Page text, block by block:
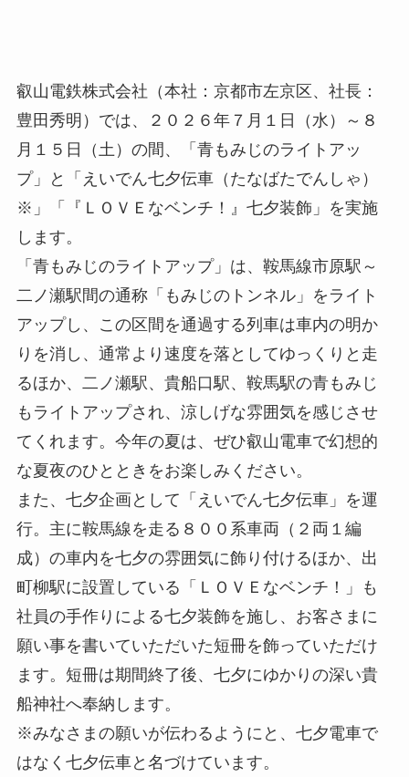
叡山電鉄株式会社（本社：京都市左京区、社長：
豊田秀明）では、２０２６年７月１日（水）～８
月１５日（土）の間、「青もみじのライトアッ
プ」と「えいでん七夕伝車（たなばたでんしゃ）
※」「『ＬＯＶＥなベンチ！』七夕装飾」を実施
します。
「青もみじのライトアップ」は、鞍馬線市原駅～
二ノ瀬駅間の通称「もみじのトンネル」をライト
アップし、この区間を通過する列車は車内の明か
りを消し、通常より速度を落としてゆっくりと走
るほか、二ノ瀬駅、貴船口駅、鞍馬駅の青もみじ
もライトアップされ、涼しげな雰囲気を感じさせ
てくれます。今年の夏は、ぜひ叡山電車で幻想的
な夏夜のひとときをお楽しみください。
また、七夕企画として「えいでん七夕伝車」を運
行。主に鞍馬線を走る８００系車両（２両１編
成）の車内を七夕の雰囲気に飾り付けるほか、出
町柳駅に設置している「ＬＯＶＥなベンチ！」も
社員の手作りによる七夕装飾を施し、お客さまに
願い事を書いていただいた短冊を飾っていただけ
ます。短冊は期間終了後、七夕にゆかりの深い貴
船神社へ奉納します。
※みなさまの願いが伝わるようにと、七夕電車で
はなく七夕伝車と名づけています。